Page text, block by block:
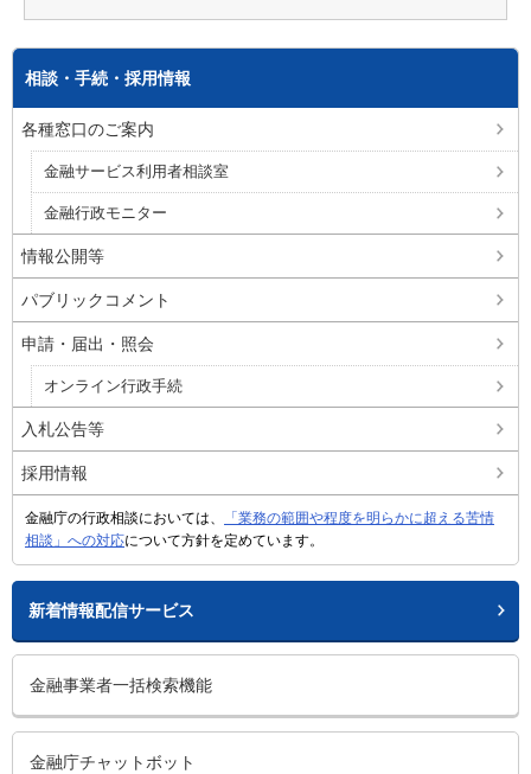
相談・手続・採用情報
各種窓口のご案内
金融サービス利用者相談室
金融行政モニター
情報公開等
パブリックコメント
申請・届出・照会
オンライン行政手続
入札公告等
採用情報
金融庁の行政相談においては、
「業務の範囲や程度を明らかに超える苦情
相談」への対応について方針を定めています。
新着情報配信サービス
金融事業者一括検索機能
金融庁チャットボット